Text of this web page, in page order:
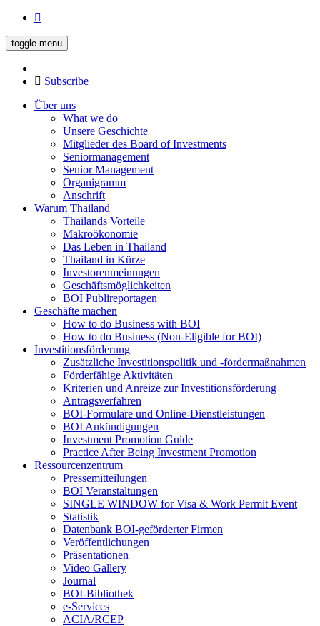
toggle menu
Subscribe
Über uns
What we do
Unsere Geschichte
Mitglieder des Board of Investments
Seniormanagement
Senior Management
Organigramm
Anschrift
Warum Thailand
Thailands Vorteile
Makroökonomie
Das Leben in Thailand
Thailand in Kürze
Investorenmeinungen
Geschäftsmöglichkeiten
BOI Publireportagen
Geschäfte machen
How to do Business with BOI
How to do Business (Non-Eligible for BOI)
Investitionsförderung
Zusätzliche Investitionspolitik und -fördermaßnahmen
Förderfähige Aktivitäten
Kriterien und Anreize zur Investitionsförderung
Antragsverfahren
BOI-Formulare und Online-Dienstleistungen
BOI Ankündigungen
Investment Promotion Guide
Practice After Being Investment Promotion
Ressourcenzentrum
Pressemitteilungen
BOI Veranstaltungen
SINGLE WINDOW for Visa & Work Permit Event
Statistik
Datenbank BOI-geförderter Firmen
Veröffentlichungen
Präsentationen
Video Gallery
Journal
BOI-Bibliothek
e-Services
ACIA/RCEP